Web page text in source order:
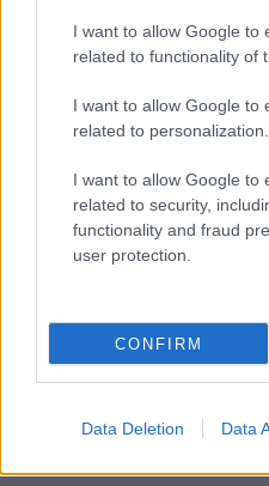
I want to allow Google to
related to functionality of
I want to allow Google to
related to personalization.
I want to allow Google to
related to security,
functionality and fraud
user protection.
CONFIRM
Data Deletion Data
Helyi hírek
Közös
Országos hírek
Amire
Helyi hírek
Országos